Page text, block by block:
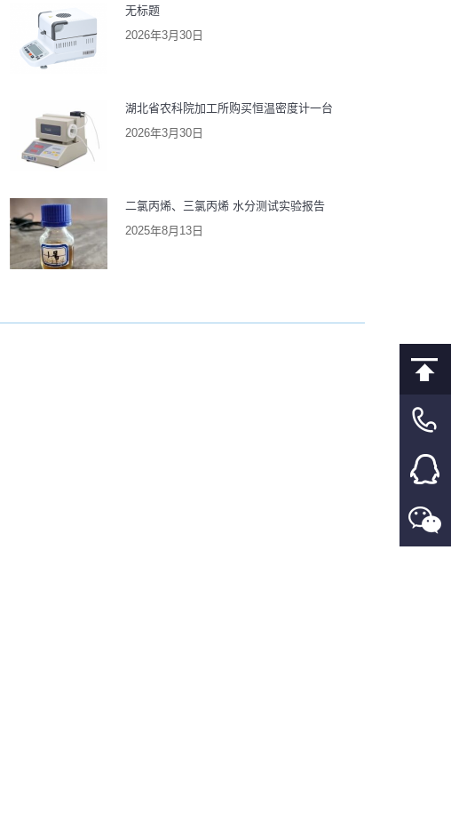
无标题
2026年3月30日
湖北省农科院加工所购买恒温密度计一台
2026年3月30日
二氯丙烯、三氯丙烯 水分测试实验报告
2025年8月13日